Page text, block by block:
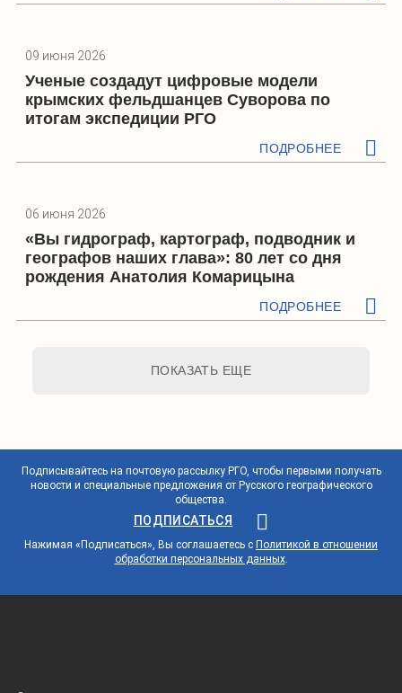
09 июня 2026
Ученые создадут цифровые модели
крымских фельдшанцев Суворова по
итогам экспедиции РГО
ПОДРОБНЕЕ
06 июня 2026
«Вы гидрограф, картограф, подводник и
географов наших глава»: 80 лет со дня
рождения Анатолия Комарицына
ПОДРОБНЕЕ
ПОКАЗАТЬ ЕЩЕ
Подписывайтесь на почтовую рассылку РГО, чтобы первыми получать
новости и специальные предложения от Русского географического
общества.
ПОДПИСАТЬСЯ
Нажимая «Подписаться», Вы соглашаетесь с Политикой в отношении
обработки персональных данных.